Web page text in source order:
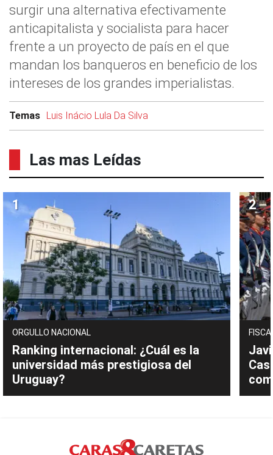
surgir una alternativa efectivamente
anticapitalista y socialista para hacer
frente a un proyecto de país en el que
mandan los banqueros en beneficio de los
intereses de los grandes imperialistas.
Temas Luis Inácio Lula Da Silva
Las mas Leídas
ORGULLO NACIONAL
Ranking internacional: ¿Cuál es la
universidad más prestigiosa del
Uruguay?